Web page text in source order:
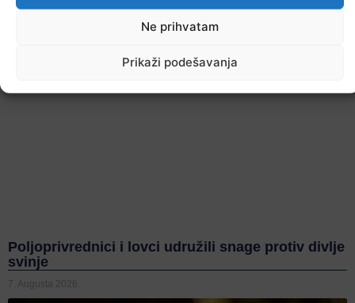
Ne prihvatam
Prikaži podešavanja
Poljoprivrednici i lovci udružili snage protiv divlje
svinje
7. Augusta 2026.